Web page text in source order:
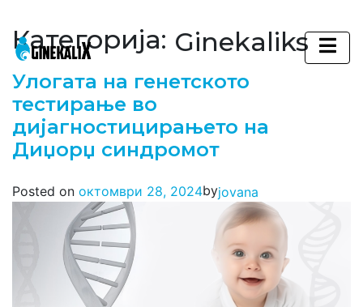
Main Navigation
Категорија: Ginekaliks
Улогата на генетското
тестирање во
дијагностицирањето на
Диџорџ синдромот
Posted on октомври 28, 2024byjovana